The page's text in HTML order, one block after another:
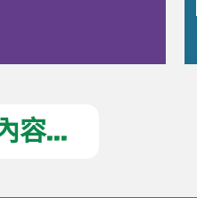
容...